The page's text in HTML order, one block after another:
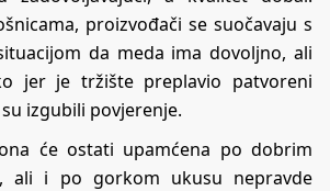
proizvođači se suočavaju s
da meda ima dovoljno, ali
jer je tržište preplavio patvoreni
izgubili povjerenje.
će ostati upamćena po dobrim
ali i po gorkom ukusu nepravde